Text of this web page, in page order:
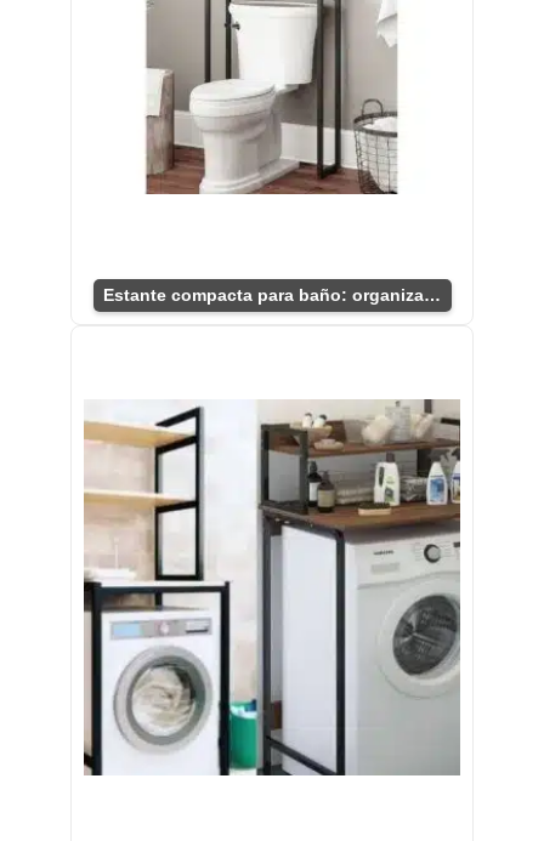
Estante compacta para baño: organización ideal